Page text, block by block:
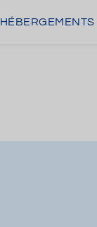
HÉBERGEMENTS